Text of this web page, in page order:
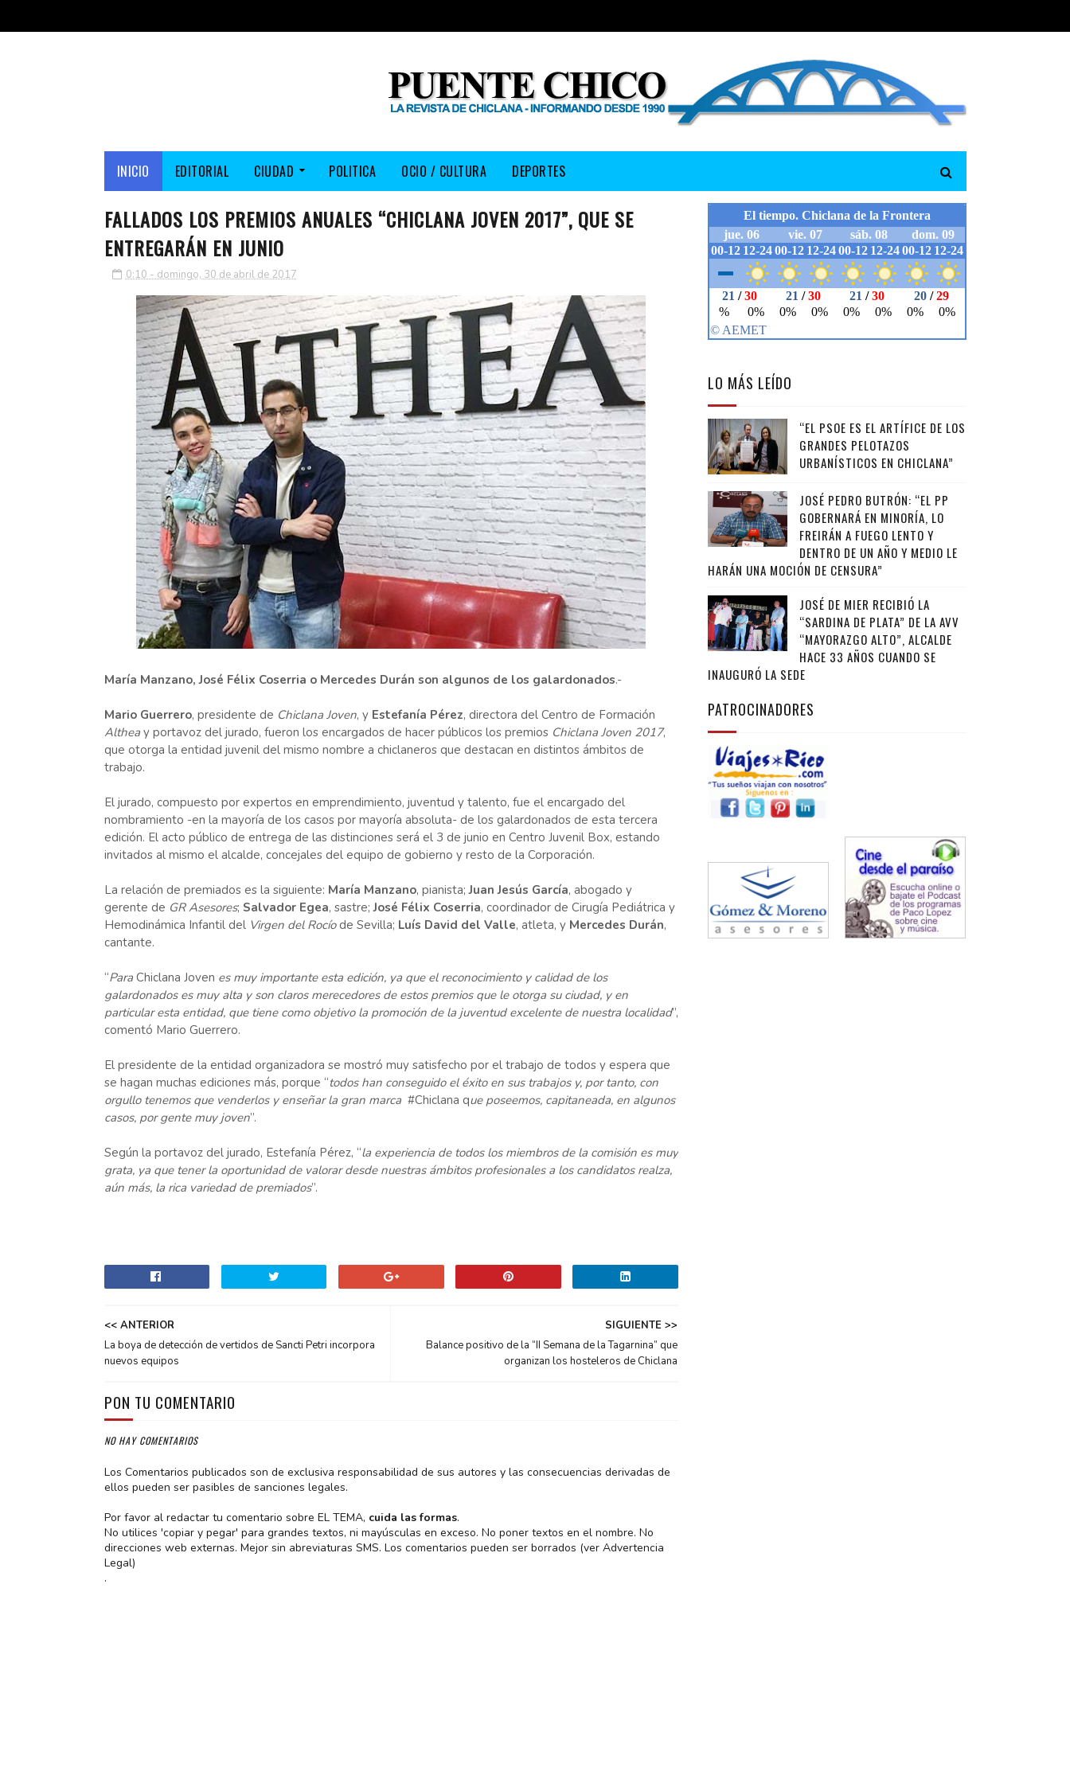
INICIO EDITORIAL CIUDAD POLITICA OCIO / CULTURA DEPORTES
FALLADOS LOS PREMIOS ANUALES “CHICLANA JOVEN 2017”, QUE SE
ENTREGARÁN EN JUNIO
0:10 - domingo, 30 de abril de 2017
María Manzano, José Félix Coserria o Mercedes Durán son algunos de los galardonados.-
Mario Guerrero, presidente de Chiclana Joven, y Estefanía Pérez, directora del Centro de Formación
Althea y portavoz del jurado, fueron los encargados de hacer públicos los premios Chiclana Joven 2017,
que otorga la entidad juvenil del mismo nombre a chiclaneros que destacan en distintos ámbitos de
trabajo.
El jurado, compuesto por expertos en emprendimiento, juventud y talento, fue el encargado del
nombramiento -en la mayoría de los casos por mayoría absoluta- de los galardonados de esta tercera
edición. El acto público de entrega de las distinciones será el 3 de junio en Centro Juvenil Box, estando
invitados al mismo el alcalde, concejales del equipo de gobierno y resto de la Corporación.
La relación de premiados es la siguiente: María Manzano, pianista;Juan Jesús García, abogado y
gerente de GR Asesores; Salvador Egea, sastre;José Félix Coserria, coordinador de Cirugía Pediátrica y
Hemodinámica Infantil del Virgen del Rocíode Sevilla; Luís David del Valle, atleta, y Mercedes Durán,
cantante.
“Para Chiclana Joven es muy importante esta edición, ya que el reconocimiento y calidad de los
galardonados es muy alta y son claros merecedores de estos premios que le otorga su ciudad, y en
particular esta entidad, que tiene como objetivo la promoción de la juventud excelente de nuestra localidad”,
comentó Mario Guerrero.
El presidente de la entidad organizadora se mostró muy satisfecho por el trabajo de todos y espera que
se hagan muchas ediciones más, porque “todos han conseguido el éxito en sus trabajos y, por tanto, con
orgullo tenemos que venderlos y enseñar la gran marca#Chiclana que poseemos, capitaneada, en algunos
casos, por gente muy joven”.
Según la portavoz del jurado, Estefanía Pérez, “la experiencia de todos los miembros de la comisión es muy
grata, ya que tener la oportunidad de valorar desde nuestras ámbitos profesionales a los candidatos realza,
aún más, la rica variedad de premiados”.
SIGUIENTE >>
Balance positivo de la “II Semana de la Tagarnina” que
organizan los hosteleros de Chiclana
<< ANTERIOR
La boya de detección de vertidos de Sancti Petri incorpora
nuevos equipos
PON TU COMENTARIO
NO HAY COMENTARIOS
Los Comentarios publicados son de exclusiva responsabilidad de sus autores y las consecuencias derivadas de
ellos pueden ser pasibles de sanciones legales.
Por favor al redactar tu comentario sobre EL TEMA, cuida las formas.
No utilices 'copiar y pegar' para grandes textos, ni mayúsculas en exceso. No poner textos en el nombre. No
direcciones web externas. Mejor sin abreviaturas SMS. Los comentarios pueden ser borrados (ver Advertencia
Legal)
.
LO MÁS LEÍDO
“EL PSOE ES EL ARTÍFICE DE LOS
GRANDES PELOTAZOS
URBANÍSTICOS EN CHICLANA”
JOSÉ PEDRO BUTRÓN: “EL PP
GOBERNARÁ EN MINORÍA, LO
FREIRÁN A FUEGO LENTO Y
DENTRO DE UN AÑO Y MEDIO LE
HARÁN UNA MOCIÓN DE CENSURA”
JOSÉ DE MIER RECIBIÓ LA
“SARDINA DE PLATA” DE LA AVV
“MAYORAZGO ALTO”, ALCALDE
HACE 33 AÑOS CUANDO SE
INAUGURÓ LA SEDE
PATROCINADORES